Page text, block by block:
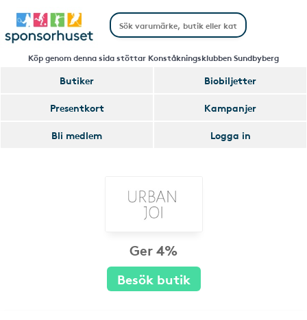
Köp genom denna sida stöttar Konståkningsklubben Sundbyberg
Butiker
Biobiljetter
Presentkort
Kampanjer
Bli medlem
Logga in
Ger 4%
Besök butik